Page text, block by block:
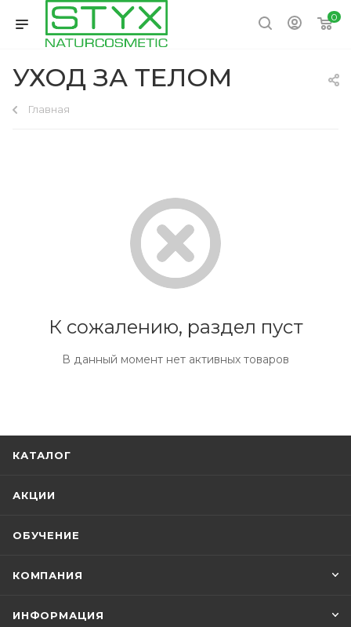
0
УХОД ЗА ТЕЛОМ
Главная
К сожалению, раздел пуст
В данный момент нет активных товаров
КАТАЛОГ
АКЦИИ
ОБУЧЕНИЕ
КОМПАНИЯ
ИНФОРМАЦИЯ